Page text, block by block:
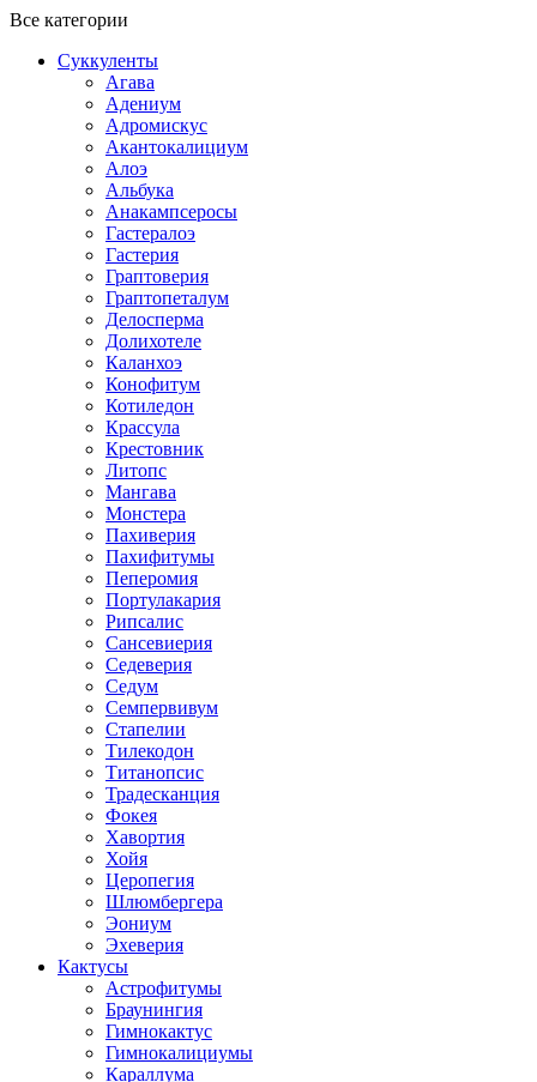
Все категории
Суккуленты
Агава
Адениум
Адромискус
Акантокалициум
Алоэ
Альбука
Анакампсеросы
Гастералоэ
Гастерия
Граптоверия
Граптопеталум
Делосперма
Долихотеле
Каланхоэ
Конофитум
Котиледон
Крассула
Крестовник
Литопс
Мангава
Монстера
Пахиверия
Пахифитумы
Пеперомия
Портулакария
Рипсалис
Сансевиерия
Седеверия
Седум
Семпервивум
Стапелии
Тилекодон
Титанопсис
Традесканция
Фокея
Хавортия
Хойя
Церопегия
Шлюмбергера
Эониум
Эхеверия
Кактусы
Астрофитумы
Браунингия
Гимнокактус
Гимнокалициумы
Караллума